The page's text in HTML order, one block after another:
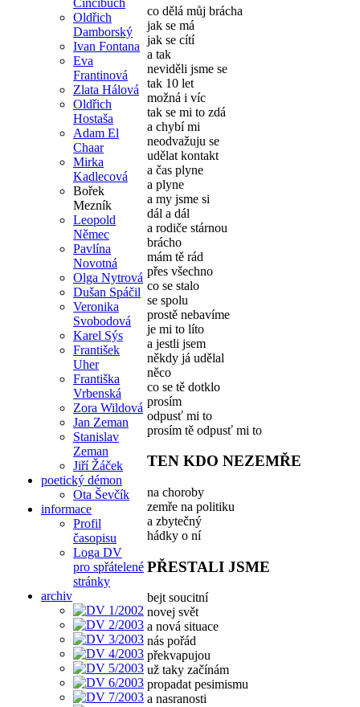
Oldřich
Damborský
Ivan Fontana
Eva
Frantinová
Zlata Hálová
Oldřich
Hostaša
Adam El
Chaar
Mirka
Kadlecová
Bořek
Mezník
Leopold
Němec
Pavlína
Novotná
Olga Nytrová
Dušan Spáčil
Veronika
Svobodová
Karel Sýs
František
Uher
Františka
Vrbenská
Zora Wildová
Jan Zeman
Stanislav
Zeman
Jiří Žáček
poetický démon
Ota Ševčík
informace
Profil
časopisu
Loga DV
pro spřátelené
stránky
archiv
co dělá můj brácha
jak se má
jak se cítí
a tak
neviděli jsme se
tak 10 let
možná i víc
tak se mi to zdá
a chybí mi
neodvažuju se
udělat kontakt
a čas plyne
a plyne
a my jsme si
dál a dál
a rodiče stárnou
brácho
mám tě rád
přes všechno
co se stalo
se spolu
prostě nebavíme
je mi to líto
a jestli jsem
někdy já udělal
něco
co se tě dotklo
prosím
odpusť mi to
prosím tě odpusť mi to
TEN KDO NEZEMŘE
na choroby
zemře na politiku
a zbytečný
hádky o ní
PŘESTALI JSME
bejt soucitní
novej svět
a nová situace
nás pořád
překvapujou
už taky začínám
propadat pesimismu
a nasranosti